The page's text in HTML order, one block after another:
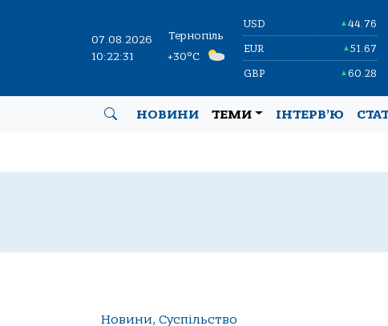
07.08.2026
10:22:32
Тернопіль
+30°C
USD ▲44.76
EUR ▲51.67
GBP ▲60.28
НОВИНИ ТЕМИ ІНТЕРВ’Ю
Новини, Суспільство